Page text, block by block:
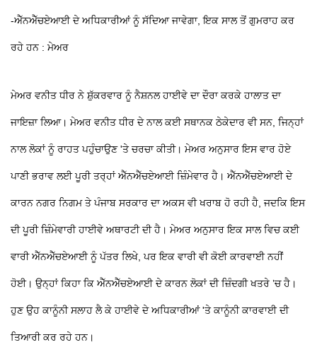
-ਐੱਨਐੱਚਏਆਈ ਦੇ ਅਧਿਕਾਰੀਆਂ ਨੂੰ ਸੱਦਿਆ ਜਾਵੇਗਾ, ਇਕ ਸਾਲ ਤੋਂ ਗੁਮਰਾਹ ਕਰ
ਰਹੇ ਹਨ : ਮੇਅਰ
ਮੇਅਰ ਵਨੀਤ ਧੀਰ ਨੇ ਸ਼ੁੱਕਰਵਾਰ ਨੂੰ ਨੈਸ਼ਨਲ ਹਾਈਵੇ ਦਾ ਦੌਰਾ ਕਰਕੇ ਹਾਲਾਤ ਦਾ
ਜਾਇਜ਼ਾ ਲਿਆ। ਮੇਅਰ ਵਨੀਤ ਧੀਰ ਦੇ ਨਾਲ ਕਈ ਸਥਾਨਕ ਠੇਕੇਦਾਰ ਵੀ ਸਨ, ਜਿਨ੍ਹਾਂ
ਨਾਲ ਲੋਕਾਂ ਨੂੰ ਰਾਹਤ ਪਹੁੰਚਾਉਣ 'ਤੇ ਚਰਚਾ ਕੀਤੀ। ਮੇਅਰ ਅਨੁਸਾਰ ਇਸ ਵਾਰ ਹੋਏ
ਪਾਣੀ ਭਰਾਵ ਲਈ ਪੂਰੀ ਤਰ੍ਹਾਂ ਐੱਨਐੱਚਏਆਈ ਜ਼ਿੰਮੇਵਾਰ ਹੈ। ਐੱਨਐੱਚਏਆਈ ਦੇ
ਕਾਰਨ ਨਗਰ ਨਿਗਮ ਤੇ ਪੰਜਾਬ ਸਰਕਾਰ ਦਾ ਅਕਸ ਵੀ ਖਰਾਬ ਹੋ ਰਹੀ ਹੈ, ਜਦਕਿ ਇਸ
ਦੀ ਪੂਰੀ ਜ਼ਿੰਮੇਵਾਰੀ ਹਾਈਵੇ ਅਥਾਰਟੀ ਦੀ ਹੈ। ਮੇਅਰ ਅਨੁਸਾਰ ਇਕ ਸਾਲ ਵਿਚ ਕਈ
ਵਾਰੀ ਐੱਨਐੱਚਏਆਈ ਨੂੰ ਪੱਤਰ ਲਿਖੇ, ਪਰ ਇਕ ਵਾਰੀ ਵੀ ਕੋਈ ਕਾਰਵਾਈ ਨਹੀਂ
ਹੋਈ। ਉਨ੍ਹਾਂ ਕਿਹਾ ਕਿ ਐੱਨਐੱਚਏਆਈ ਦੇ ਕਾਰਨ ਲੋਕਾਂ ਦੀ ਜ਼ਿੰਦਗੀ ਖਤਰੇ ’ਚ ਹੈ।
ਹੁਣ ਉਹ ਕਾਨੂੰਨੀ ਸਲਾਹ ਲੈ ਕੇ ਹਾਈਵੇ ਦੇ ਅਧਿਕਾਰੀਆਂ 'ਤੇ ਕਾਨੂੰਨੀ ਕਾਰਵਾਈ ਦੀ
ਤਿਆਰੀ ਕਰ ਰਹੇ ਹਨ।